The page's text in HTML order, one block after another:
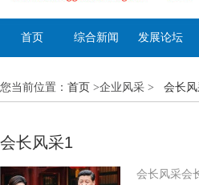
首页 综合新闻 发展论坛
您当前位置： 首页 >企业风采 > 会长
会长风采1
会长风采会